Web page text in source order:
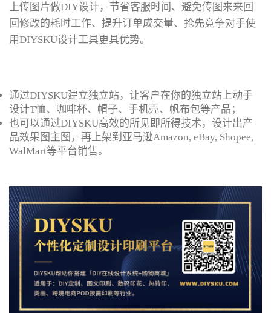
上传图片做DIY设计，节省客服时间、避免传图来来回
回修改的耗时工作、提升订单成交量、抢先竞争对手使
用DIYSKU设计工具更具优势。
通过DIYSKU建立独立站，让客户在你的独立站上动手
设计T恤、咖啡杯、帽子、手机壳、帆布包等产品；
也可以通过DIYSKU高效的所见即所得技术，设计出产
品效果图主图，再上架到亚马逊Amazon, eBay, Shopee,
WalMart等平台销售。